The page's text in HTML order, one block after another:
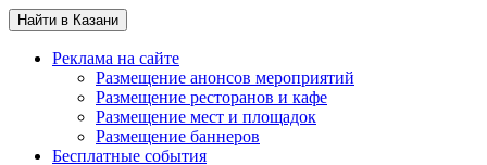
Найти в Казани
Реклама на сайте
Размещение анонсов мероприятий
Размещение ресторанов и кафе
Размещение мест и площадок
Размещение баннеров
Бесплатные события